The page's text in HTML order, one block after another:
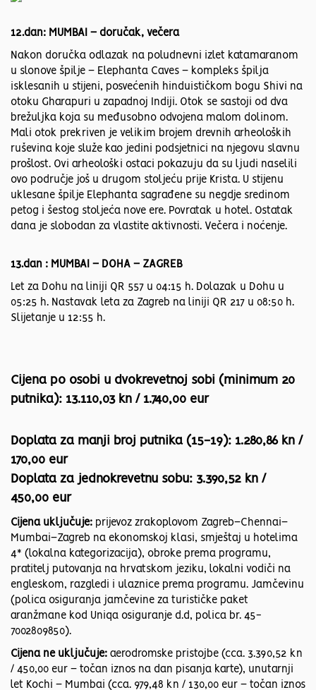
12.dan: MUMBAI – doručak, večera
Nakon doručka odlazak na poludnevni izlet katamaranom
u slonove špilje – Elephanta Caves – kompleks špilja
isklesanih u stijeni, posvećenih hinduističkom bogu Shivi na
otoku Gharapuri u zapadnoj Indiji. Otok se sastoji od dva
brežuljka koja su međusobno odvojena malom dolinom.
Mali otok prekriven je velikim brojem drevnih arheoloških
ruševina koje služe kao jedini podsjetnici na njegovu slavnu
prošlost. Ovi arheološki ostaci pokazuju da su ljudi naselili
ovo područje još u drugom stoljeću prije Krista. U stijenu
uklesane špilje Elephanta sagrađene su negdje sredinom
petog i šestog stoljeća nove ere. Povratak u hotel. Ostatak
dana je slobodan za vlastite aktivnosti. Večera i noćenje.
13.dan : MUMBAI – DOHA – ZAGREB
Let za Dohu na liniji QR 557 u 04:15 h. Dolazak u Dohu u
05:25 h. Nastavak leta za Zagreb na liniji QR 217 u 08:50 h.
Slijetanje u 12:55 h.
Cijena po osobi u dvokrevetnoj sobi (minimum 20
putnika): 13.110,03 kn / 1.740,00 eur
Doplata za manji broj putnika (15-19): 1.280,86 kn /
170,00 eur
Doplata za jednokrevetnu sobu: 3.390,52 kn /
450,00 eur
Cijena uključuje: prijevoz zrakoplovom Zagreb–Chennai–
Mumbai–Zagreb na ekonomskoj klasi, smještaj u hotelima
4* (lokalna kategorizacija), obroke prema programu,
pratitelj putovanja na hrvatskom jeziku, lokalni vodiči na
engleskom, razgledi i ulaznice prema programu. Jamčevinu
(polica osiguranja jamčevine za turističke paket
aranžmane kod Uniqa osiguranje d.d, polica br. 45-
7002809850).
Cijena ne uključuje: aerodromske pristojbe (cca. 3.390,52 kn
/ 450,00 eur – točan iznos na dan pisanja karte), unutarnji
let Kochi – Mumbai (cca. 979,48 kn / 130,00 eur – točan iznos